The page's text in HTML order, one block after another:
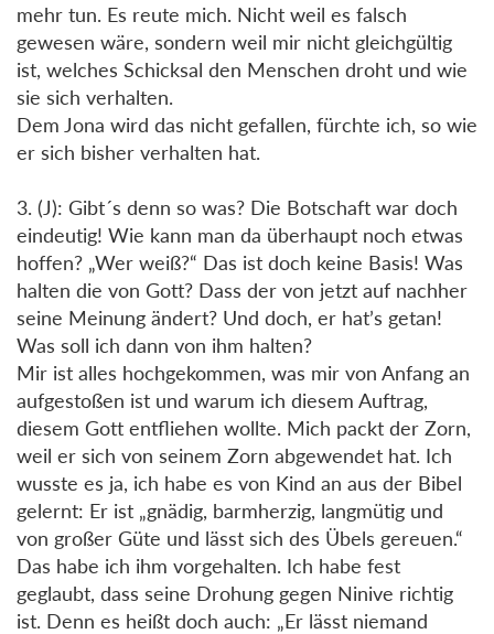
mehr tun. Es reute mich. Nicht weil es falsch
gewesen wäre, sondern weil mir nicht gleichgültig
ist, welches Schicksal den Menschen droht und wie
sie sich verhalten.
Dem Jona wird das nicht gefallen, fürchte ich, so wie
er sich bisher verhalten hat.
3. (J): Gibt´s denn so was? Die Botschaft war doch
eindeutig! Wie kann man da überhaupt noch etwas
hoffen? „Wer weiß?“ Das ist doch keine Basis! Was
halten die von Gott? Dass der von jetzt auf nachher
seine Meinung ändert? Und doch, er hat’s getan!
Was soll ich dann von ihm halten?
Mir ist alles hochgekommen, was mir von Anfang an
aufgestoßen ist und warum ich diesem Auftrag,
diesem Gott entfliehen wollte. Mich packt der Zorn,
weil er sich von seinem Zorn abgewendet hat. Ich
wusste es ja, ich habe es von Kind an aus der Bibel
gelernt: Er ist „gnädig, barmherzig, langmütig und
von großer Güte und lässt sich des Übels gereuen.“
Das habe ich ihm vorgehalten. Ich habe fest
geglaubt, dass seine Drohung gegen Ninive richtig
ist. Denn es heißt doch auch: „Er lässt niemand